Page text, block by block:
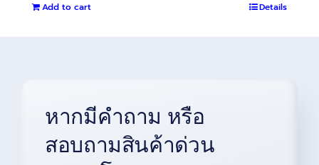
was:
Add to cart Details
หากมีคำถาม หรือ
สอบถามสินค้าด่วน